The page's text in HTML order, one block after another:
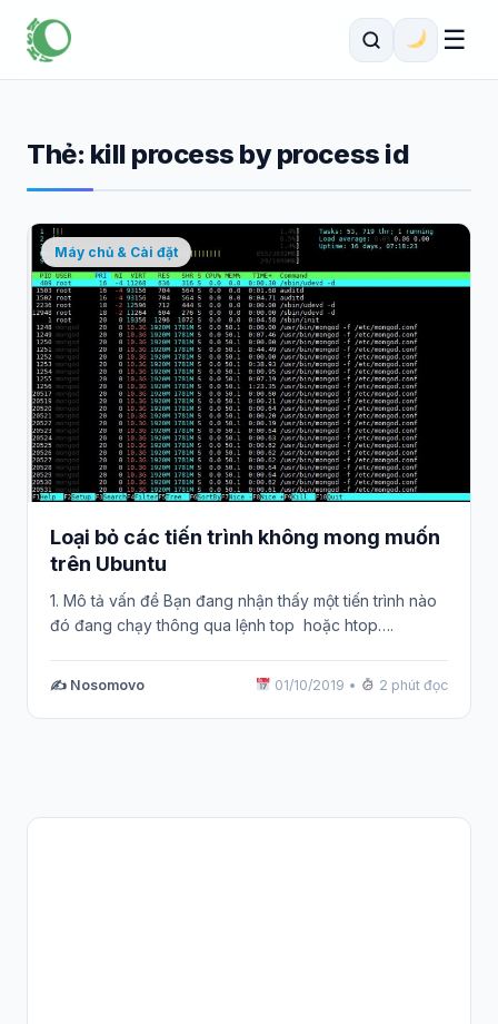
☰
Thẻ: kill process by process id
Máy chủ & Cài đặt
Loại bỏ các tiến trình không mong muốn
trên Ubuntu
1. Mô tả vấn đề Bạn đang nhận thấy một tiến trình nào
đó đang chạy thông qua lệnh top hoặc htop….
✍️ Nosomovo 01/10/2019 • 2 phút đọc